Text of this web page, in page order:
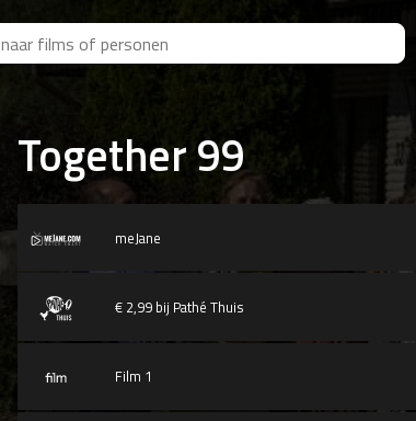
Together 99
meJane
€ 2,99 bij Pathé Thuis
Film 1